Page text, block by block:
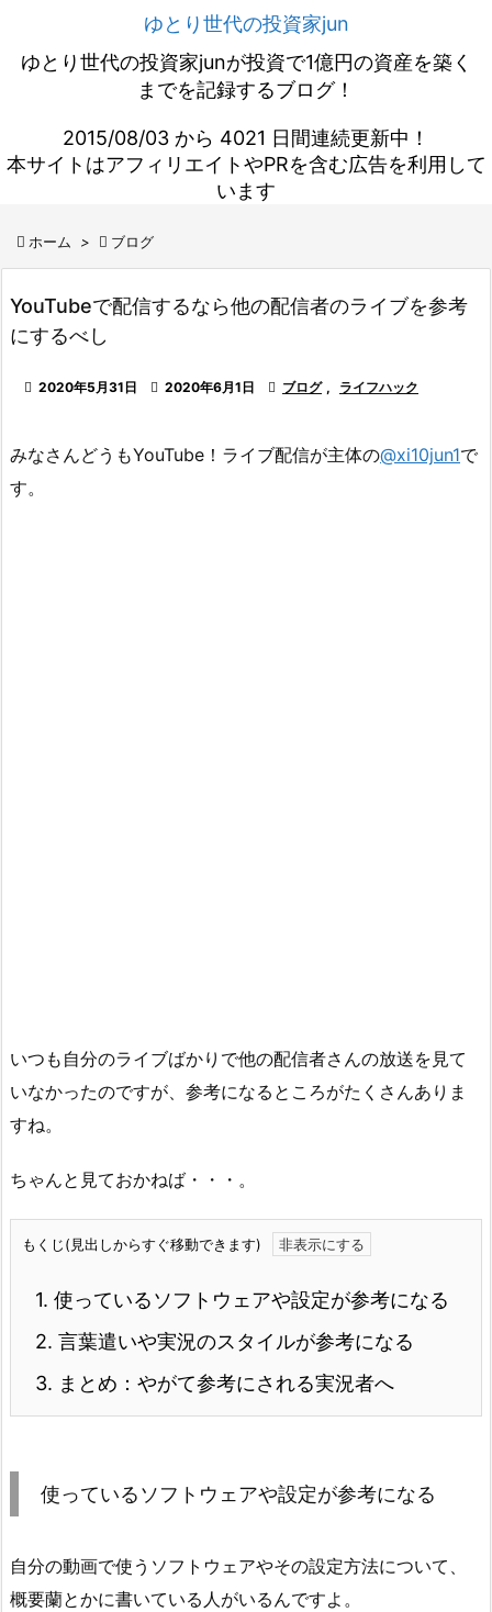
ゆとり世代の投資家jun
ゆとり世代の投資家junが投資で1億円の資産を築く
までを記録するブログ！
2015/08/03 から 4021 日間連続更新中！
本サイトはアフィリエイトやPRを含む広告を利用して
います
 ホーム >  ブログ
YouTubeで配信するなら他の配信者のライブを参考
にするべし
 2020年5月31日  2020年6月1日  ブログ , ライフハック
みなさんどうもYouTube！ライブ配信が主体の@xi10jun1で
す。
いつも自分のライブばかりで他の配信者さんの放送を見て
いなかったのですが、参考になるところがたくさんありま
すね。
ちゃんと見ておかねば・・・。
もくじ(見出しからすぐ移動できます)
1. 使っているソフトウェアや設定が参考になる
2. 言葉遣いや実況のスタイルが参考になる
3. まとめ：やがて参考にされる実況者へ
使っているソフトウェアや設定が参考になる
自分の動画で使うソフトウェアやその設定方法について、
概要蘭とかに書いている人がいるんですよ。